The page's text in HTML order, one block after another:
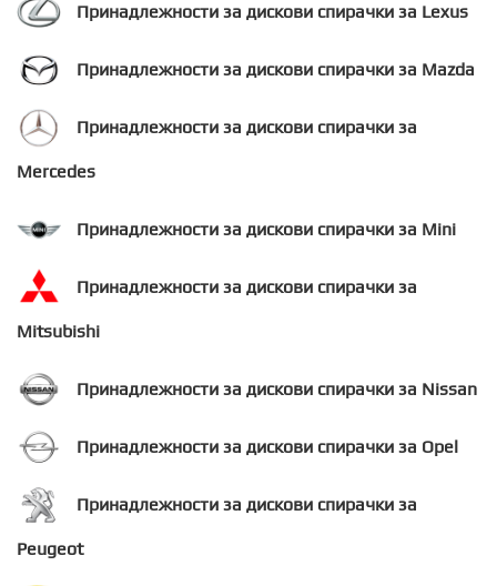
Принадлежности за дискови спирачки за Lexus
Принадлежности за дискови спирачки за Mazda
Принадлежности за дискови спирачки за
Mercedes
Принадлежности за дискови спирачки за Mini
Принадлежности за дискови спирачки за
Mitsubishi
Принадлежности за дискови спирачки за Nissan
Принадлежности за дискови спирачки за Opel
Принадлежности за дискови спирачки за
Peugeot